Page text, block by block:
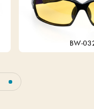
BW-